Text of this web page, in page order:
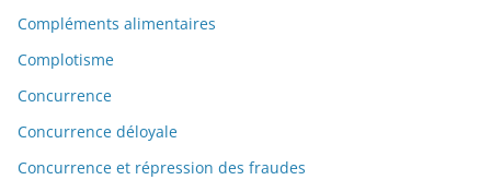
Compléments alimentaires
Complotisme
Concurrence
Concurrence déloyale
Concurrence et répression des fraudes